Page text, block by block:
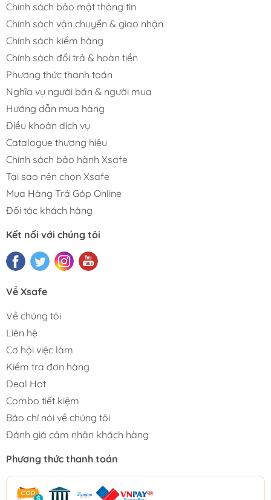
Chính sách bảo mật thông tin
Chính sách vận chuyển & giao nhận
Chính sách kiểm hàng
Chính sách đổi trả & hoàn tiền
Phương thức thanh toán
Nghĩa vụ người bán & người mua
Hướng dẫn mua hàng
Điều khoản dịch vụ
Catalogue thương hiệu
Chính sách bảo hành Xsafe
Tại sao nên chọn Xsafe
Mua Hàng Trả Góp Online
Đối tác khách hàng
Kết nối với chúng tôi
Về Xsafe
Về chúng tôi
Liên hệ
Cơ hội việc làm
Kiểm tra đơn hàng
Deal Hot
Combo tiết kiệm
Báo chí nói về chúng tôi
Đánh giá cảm nhận khách hàng
Phương thức thanh toán